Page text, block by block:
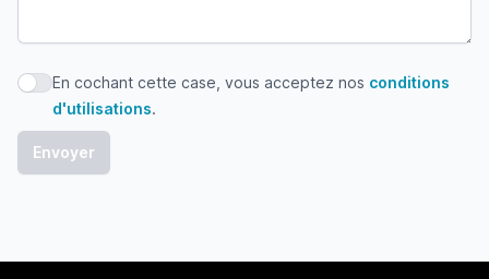
En cochant cette case, vous acceptez nos conditions
En cochant cette case, vous acceptez nos conditions
d'utilisations.